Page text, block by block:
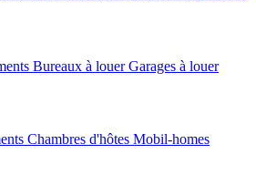
Bureaux à louer Garages à louer
Chambres d'hôtes Mobil-homes